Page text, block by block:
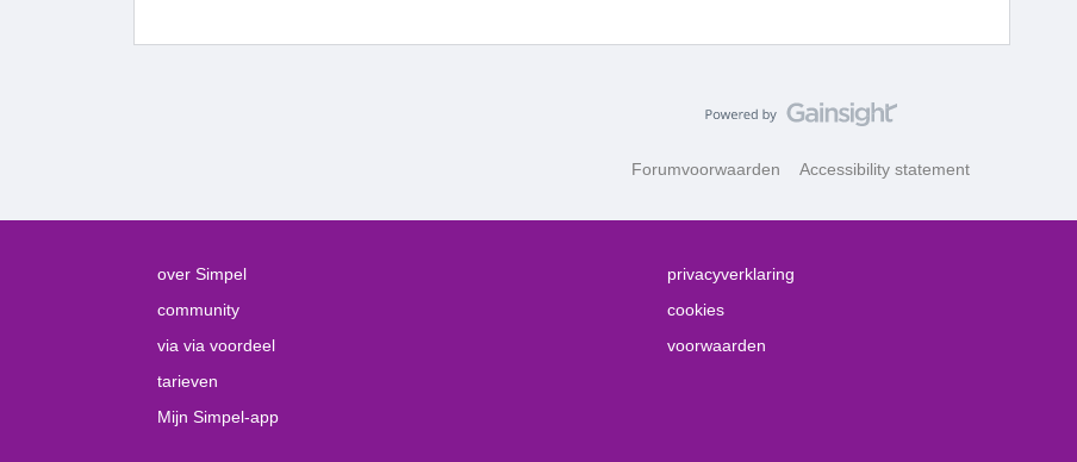
Forumvoorwaarden Accessibility statement
over Simpel
community
via via voordeel
tarieven
Mijn Simpel-app
privacyverklaring
cookies
voorwaarden